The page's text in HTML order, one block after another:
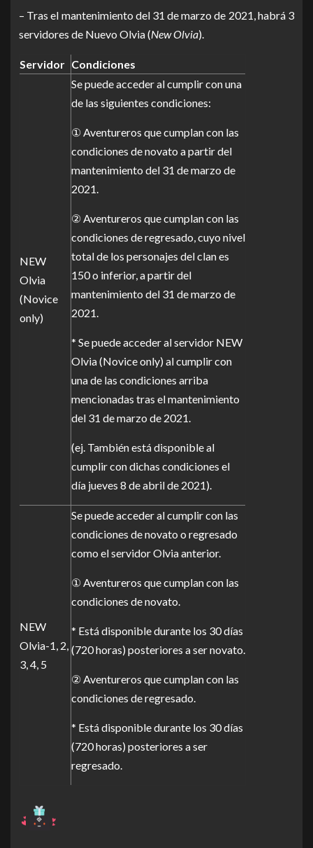
– Tras el mantenimiento del 31 de marzo de 2021, habrá 3
servidores de Nuevo Olvia (New Olvia).
Servidor Condiciones
NEW
Olvia
(Novice
only)
Se puede acceder al cumplir con una
de las siguientes condiciones:
① Aventureros que cumplan con las
condiciones de novato a partir del
mantenimiento del 31 de marzo de
2021.
② Aventureros que cumplan con las
condiciones de regresado, cuyo nivel
total de los personajes del clan es
150 o inferior, a partir del
mantenimiento del 31 de marzo de
2021.
* Se puede acceder al servidor NEW
Olvia (Novice only) al cumplir con
una de las condiciones arriba
mencionadas tras el mantenimiento
del 31 de marzo de 2021.
(ej. También está disponible al
cumplir con dichas condiciones el
día jueves 8 de abril de 2021).
NEW
Olvia-1, 2,
3, 4, 5
Se puede acceder al cumplir con las
condiciones de novato o regresado
como el servidor Olvia anterior.
① Aventureros que cumplan con las
condiciones de novato.
* Está disponible durante los 30 días
(720 horas) posteriores a ser novato.
② Aventureros que cumplan con las
condiciones de regresado.
* Está disponible durante los 30 días
(720 horas) posteriores a ser
regresado.